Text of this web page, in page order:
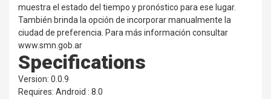
muestra el estado del tiempo y pronóstico para ese lugar.
También brinda la opción de incorporar manualmente la
ciudad de preferencia. Para más información consultar
www.smn.gob.ar
Specifications
Version: 0.0.9
Requires: Android : 8.0